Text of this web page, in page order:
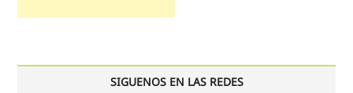
SIGUENOS EN LAS REDES